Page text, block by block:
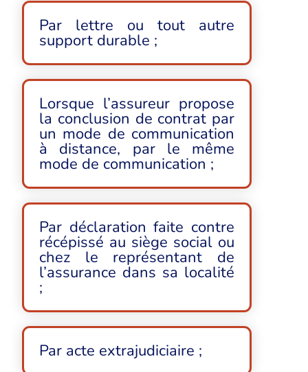
Par lettre ou tout autre
support durable ;
Lorsque l’assureur propose
la conclusion de contrat par
un mode de communication
à distance, par le même
mode de communication ;
Par déclaration faite contre
récépissé au siège social ou
chez le représentant de
l’assurance dans sa localité
;
Par acte extrajudiciaire ;